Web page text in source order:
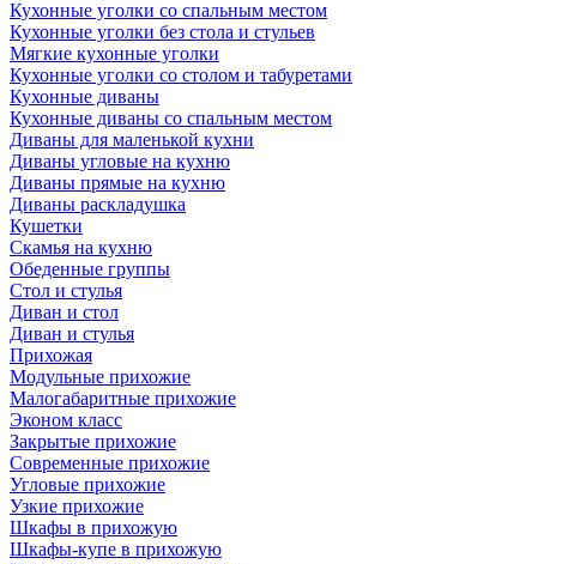
Кухонные уголки со спальным местом
Кухонные уголки без стола и стульев
Мягкие кухонные уголки
Кухонные уголки со столом и табуретами
Кухонные диваны
Кухонные диваны со спальным местом
Диваны для маленькой кухни
Диваны угловые на кухню
Диваны прямые на кухню
Диваны раскладушка
Кушетки
Скамья на кухню
Обеденные группы
Стол и стулья
Диван и стол
Диван и стулья
Прихожая
Модульные прихожие
Малогабаритные прихожие
Эконом класс
Закрытые прихожие
Современные прихожие
Угловые прихожие
Узкие прихожие
Шкафы в прихожую
Шкафы-купе в прихожую